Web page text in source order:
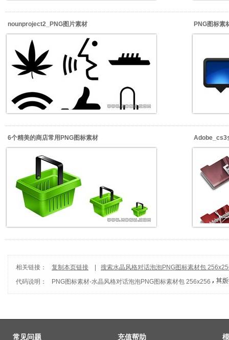
nounproject2_PNG图片素材 PNG图标素
6个精美的商店常用PNG图标素材 Adobe_cs3
相关链接： 复制本页链接
搜索水晶风格对话泡泡PNG图标素材包
代码说明：
PNG图标素材-水晶风格对话泡泡PNG图标素材包 256x256
常见问题 充值帮助